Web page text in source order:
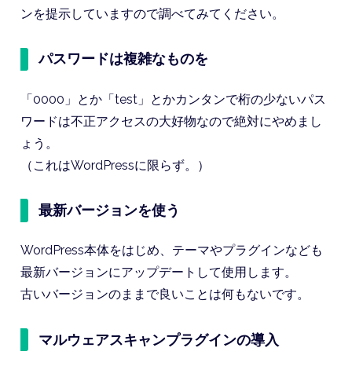
ンを提示していますので調べてみてください。
パスワードは複雑なものを
「0000」とか「test」とかカンタンで桁の少ないパス
ワードは不正アクセスの大好物なので絶対にやめまし
ょう。
（これはWordPressに限らず。）
最新バージョンを使う
WordPress本体をはじめ、テーマやプラグインなども
最新バージョンにアップデートして使用します。
古いバージョンのままで良いことは何もないです。
マルウェアスキャンプラグインの導入